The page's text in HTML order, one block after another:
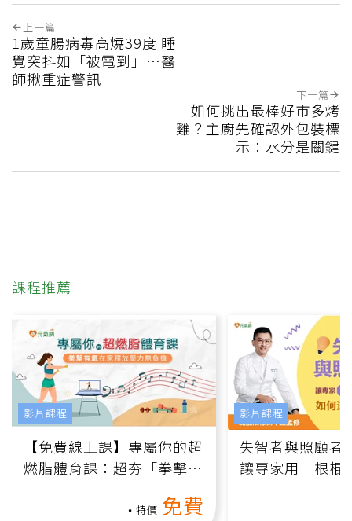
上一篇
1歲童腸病毒高燒39度 睡
覺突抖如「被電到」…醫
師揪重症警訊
下一篇
如何挑出最棒好市多烤
雞？主廚先確認外包裝標
示：水分是關鍵
課程推薦
【免費線上課】專屬你的超
燃脂體育課：超夯「拳擊有
特價 免費
影片課程
失智者與照顧者
讓專家用一根棍
影片課程